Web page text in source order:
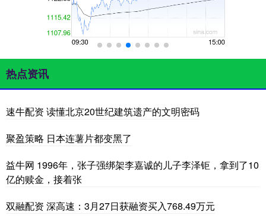
热点资讯
速牛配资 读懂北京20世纪建筑遗产的文明密码
聚盈策略 日本连薯片都变黑了
益牛网 1996年，张子强绑架李嘉诚的儿子李泽钜，拿到了10
亿的赎金，接着张
双融配资 深高速：3月27日获融资买入768.49万元